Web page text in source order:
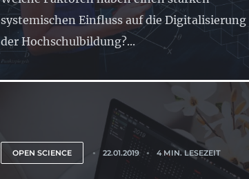
systemischen Einfluss auf die Digitalisierung
der Hochschulbildung?...
OPEN SCIENCE 22.01.2019 4 MIN. LESEZEIT